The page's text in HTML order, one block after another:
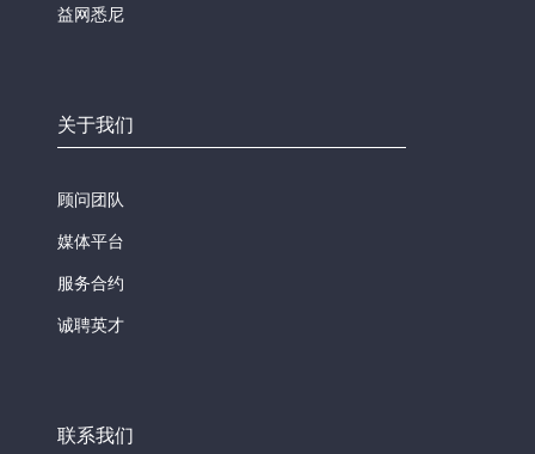
益网悉尼
关于我们
顾问团队
媒体平台
服务合约
诚聘英才
联系我们